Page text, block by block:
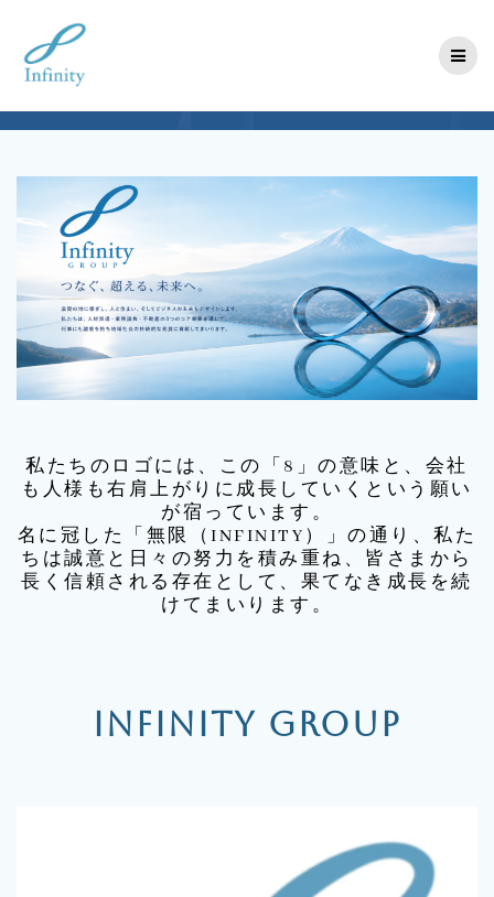
へ
キ
私たちのロゴには、この「8」の意味と、会社
も人様も右肩上がりに成長していくという願い
が宿っています。
名に冠した「無限（INFINITY）」の通り、私た
ちは誠意と日々の努力を積み重ね、皆さまから
長く信頼される存在として、果てなき成長を続
けてまいります。
INFINITY GROUP